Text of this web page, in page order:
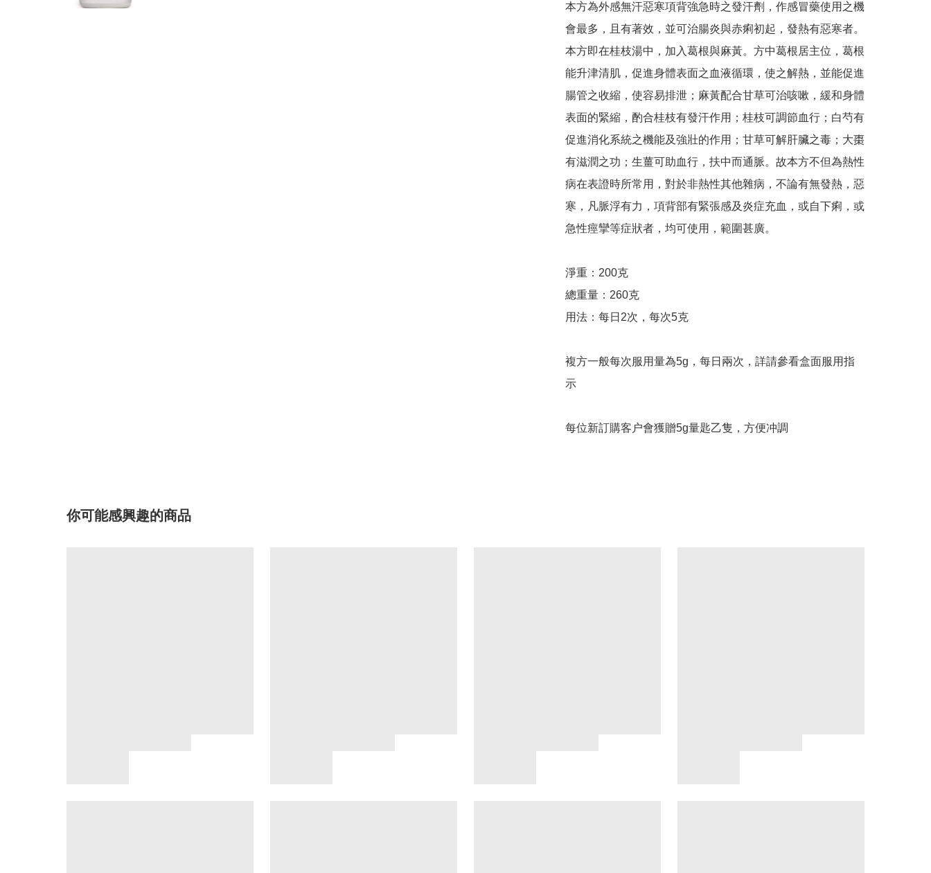
本方為外感無汗惡寒項背強急時之發汗劑，作感冒藥使用之機
會最多，且有著效，並可治腸炎與赤痢初起，發熱有惡寒者。
本方即在桂枝湯中，加入葛根與麻黃。方中葛根居主位，葛根
能升津清肌，促進身體表面之血液循環，使之解熱，並能促進
腸管之收縮，使容易排泄；麻黃配合甘草可治咳嗽，緩和身體
表面的緊縮，酌合桂枝有發汗作用；桂枝可調節血行；白芍有
促進消化系統之機能及強壯的作用；甘草可解肝臟之毒；大棗
有滋潤之功；生薑可助血行，扶中而通脈。故本方不但為熱性
病在表證時所常用，對於非熱性其他雜病，不論有無發熱，惡
寒，凡脈浮有力，項背部有緊張感及炎症充血，或自下痢，或
急性痙攣等症狀者，均可使用，範圍甚廣。
淨重：200克
總重量：260克
用法：每日2次，每次5克
複方一般每次服用量為5g，每日兩次，詳請參看盒面服用指
示
每位新訂購客户會獲贈5g量匙乙隻，方便冲調
你可能感興趣的商品